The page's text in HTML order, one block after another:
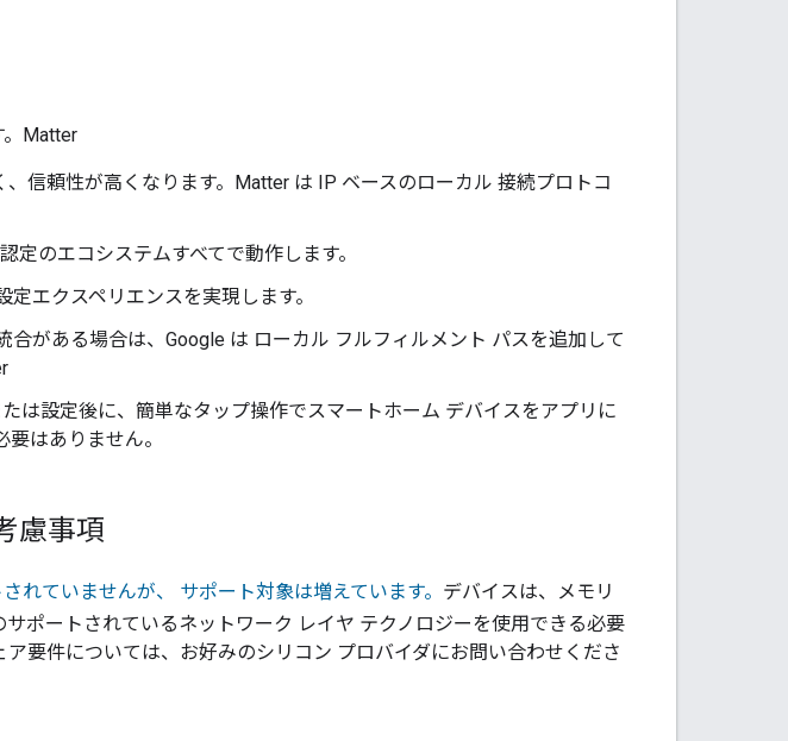
Matter
信頼性が高くなります。 Matter は IP ベースのローカル 接続プロトコ
認定のエコシステムすべてで動作します。
エクスペリエンスを実現します。
合がある場合は、Google は ローカル フルフィルメント パスを追加して
は設定後に、簡単なタップ操作でスマートホーム デバイスをアプリに
はありません。
慮事項
れていませんが、 サポート対象は増えています。 デバイスは、メモリ
サポートされているネットワーク レイヤ テクノロジーを使用できる必要
ア要件については、お好みのシリコン プロバイダにお問い合わせくださ